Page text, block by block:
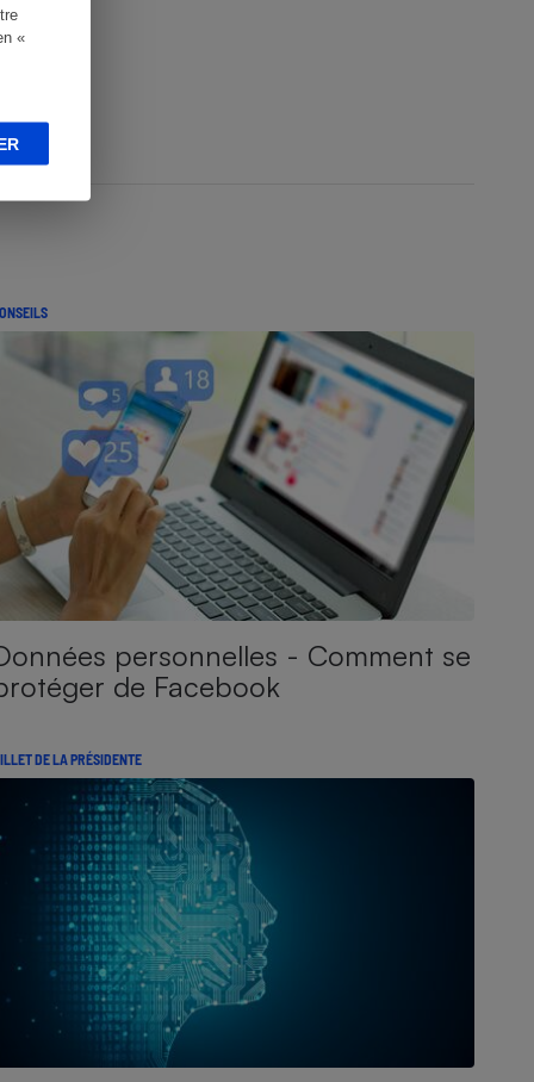
«
personnelles - Comment se
de Facebook
DE LA PRÉSIDENTE